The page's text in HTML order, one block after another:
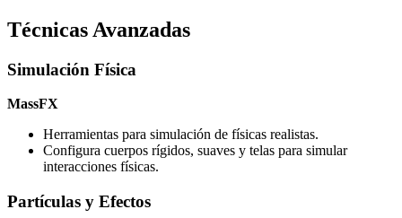
Técnicas Avanzadas
Simulación Física
MassFX
Herramientas para simulación de físicas realistas.
Configura cuerpos rígidos, suaves y telas para simular
interacciones físicas.
Partículas y Efectos